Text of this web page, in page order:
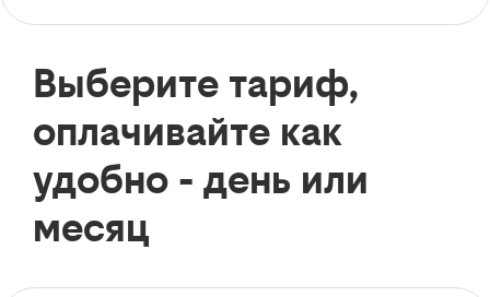
Выберите тариф,
оплачивайте как
удобно - день или
месяц